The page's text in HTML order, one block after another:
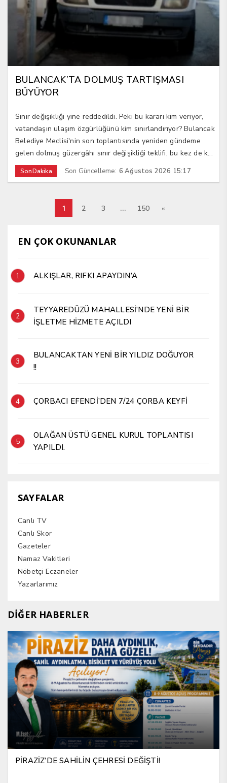
BULANCAK’TA DOLMUŞ TARTIŞMASI
BÜYÜYOR
Sınır değişikliği yine reddedildi. Peki bu kararı kim veriyor,
vatandaşın ulaşım özgürlüğünü kim sınırlandırıyor? Bulancak
Belediye Meclisi'nin son toplantısında yeniden gündeme
gelen dolmuş güzergâhı sınır değişikliği teklifi, bu kez de k...
SonDakika Son Güncelleme: 6 Ağustos 2026 15:17
1 2 3 … 150 «
EN ÇOK OKUNANLAR
1 ALKIŞLAR, RIFKI APAYDIN’A
2
TEYYAREDÜZÜ MAHALLESİ’NDE YENİ BİR
İŞLETME HİZMETE AÇILDI
3
BULANCAKTAN YENİ BİR YILDIZ DOĞUYOR
!!
4 ÇORBACI EFENDİ’DEN 7/24 ÇORBA KEYFİ
5
OLAĞAN ÜSTÜ GENEL KURUL TOPLANTISI
YAPILDI.
SAYFALAR
Canlı TV
Canlı Skor
Gazeteler
Namaz Vakitleri
Nöbetçi Eczaneler
Yazarlarımız
DİĞER HABERLER
PİRAZİZ’DE SAHİLİN ÇEHRESİ DEĞİŞTİ!